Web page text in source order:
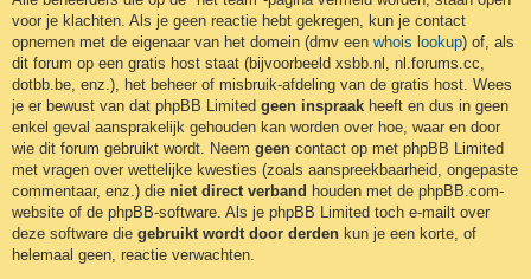
voor je klachten. Als je geen reactie hebt gekregen, kun je contact
opnemen met de eigenaar van het domein (dmv een whois lookup) of, als
dit forum op een gratis host staat (bijvoorbeeld xsbb.nl, nl.forums.cc,
dotbb.be, enz.), het beheer of misbruik-afdeling van de gratis host. Wees
je er bewust van dat phpBB Limited geen inspraak heeft en dus in geen
enkel geval aansprakelijk gehouden kan worden over hoe, waar en door
wie dit forum gebruikt wordt. Neem geen contact op met phpBB Limited
met vragen over wettelijke kwesties (zoals aanspreekbaarheid, ongepaste
commentaar, enz.) die niet direct verband houden met de phpBB.com-
website of de phpBB-software. Als je phpBB Limited toch e-mailt over
deze software die gebruikt wordt door derden kun je een korte, of
helemaal geen, reactie verwachten.